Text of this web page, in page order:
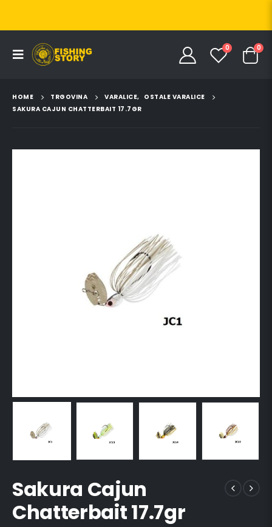
0 0
HOME TRGOVINA VARALICE, OSTALE VARALICE
SAKURA CAJUN CHATTERBAIT 17.7GR
Sakura Cajun
Chatterbait 17.7gr